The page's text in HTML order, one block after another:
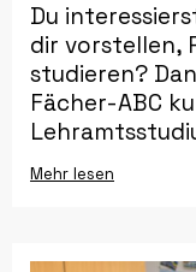
Du
dir vorstellen,
studieren?
Fächer-ABC
Mehr lesen